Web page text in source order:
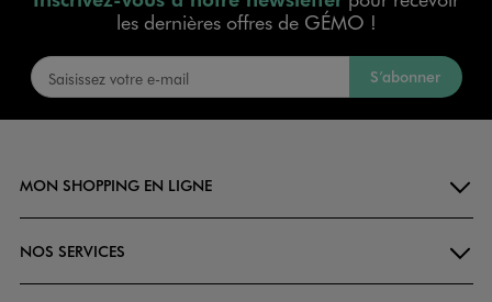
les dernières offres de GÉMO !
S’abonner
MON SHOPPING EN LIGNE
NOS SERVICES